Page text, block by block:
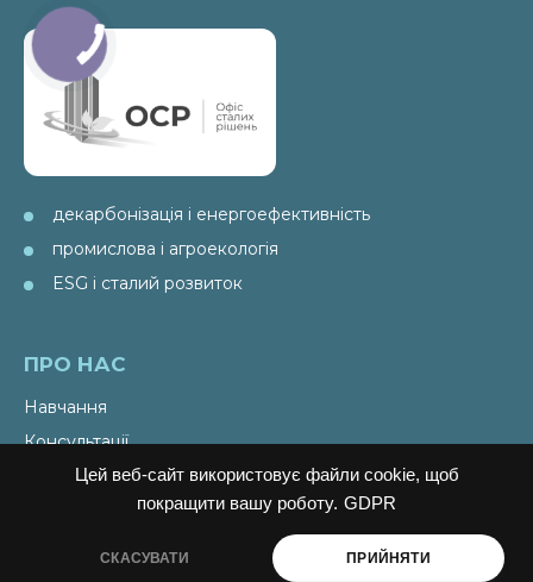
Цей веб-сайт використовує файли cookie, щоб
покращити вашу роботу. GDPR
СКАСУВАТИ ПРИЙНЯТИ
декарбонізація і енергоефективність
промислова і агроекологія
ESG і сталий розвиток
ПРО НАС
Навчання
Консультації
Послуги
Спецпроекти